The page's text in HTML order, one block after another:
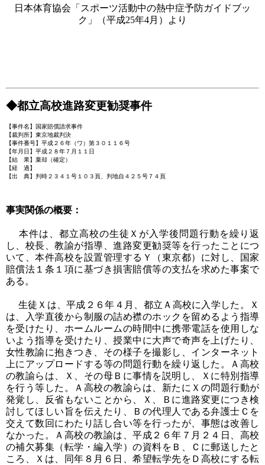
日本体育協会「スポーツ活動中の熱中症予防ガイドブッ
ク」（平成25年4月）より
◆都立高校進路変更勧奨事件
【事件名】国家賠償請求事件
【裁判所】東京地裁判決
【事件番号】平成２６年（ワ）第３０１１６号
【年月日】平成２８年７月１１日
【結 果】棄却（確定）
【経 過】
【出 典】判時２３４１号１０３頁、判地自４２５号７４頁
事実関係の概要：
本件は、都立高校の生徒Ｘが入学後問題行動を繰り返
し、校長、教諭が指導、進路変更勧奨等を行ったことにつ
いて、本件高校を設置管理するＹ（東京都）に対し、国家
賠償法１条１項に基づき損害賠償等の支払を求めた事案で
ある。
生徒Ｘは、平成２６年４月、都立Ａ高校に入学した。Ｘ
は、入学直後から制服の詰め襟のホックを留めるよう指導
を受けたり、ホームルームの時間中に携帯電話を使用しな
いよう指導を受けたり、授業中に大声で奇声を上げたり、
女性教諭に抱きつき、その様子を撮影し、インターネット
上にアップロードする等の問題行動を繰り返した。Ａ高校
の教諭らは、Ｘ、その母Ｂに事情を説明し、Ｘに特別指導
を行う等した。Ａ高校の教諭らは、新たにＸの問題行動が
発覚し、反省もないことから、Ｘ、Ｂに進路変更につき検
討してほしい旨を伝えたり、Ｂの代理人である弁護士Ｃを
交えて数回にわたり話し合い等を行ったが、事態は改善し
なかった。Ａ高校の教諭は、平成２６年７月２４日、高校
の補欠募集（転学・編入学）の資料をＢ、Ｃに郵送したと
ころ、Ｘは、同年８月６日、希望転学先をＤ高校にする転